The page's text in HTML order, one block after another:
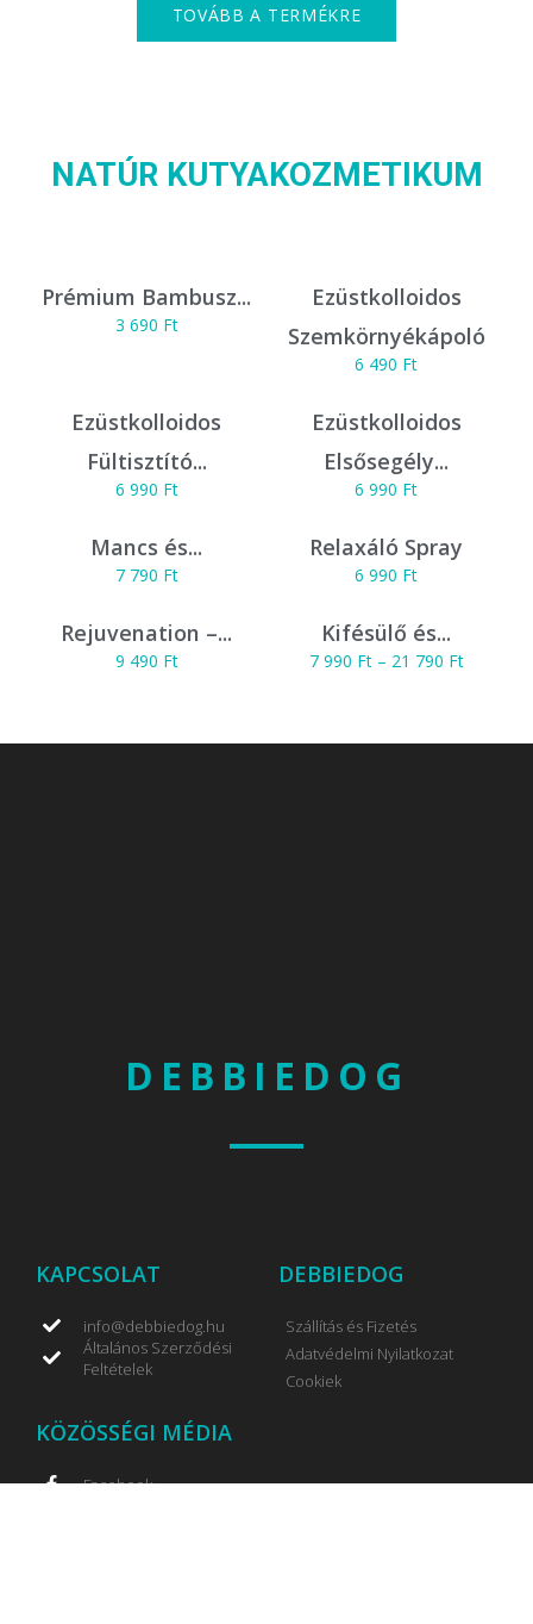
TOVÁBB A TERMÉKRE
NATÚR KUTYAKOZMETIKUM
Prémium Bambusz...
3 690 Ft
Ezüstkolloidos
Szemkörnyékápoló
6 490 Ft
Ezüstkolloidos
Fültisztító...
6 990 Ft
Ezüstkolloidos
Elsősegély...
6 990 Ft
Mancs és...
7 790 Ft
Relaxáló Spray
6 990 Ft
Rejuvenation –...
9 490 Ft
Kifésülő és...
7 990 Ft – 21 790 Ft
DEBBIEDOG
KAPCSOLAT
info@debbiedog.hu
Általános Szerződési
Feltételek
DEBBIEDOG
Szállítás és Fizetés
Adatvédelmi Nyilatkozat
Cookiek
KÖZÖSSÉGI MÉDIA
Facebook